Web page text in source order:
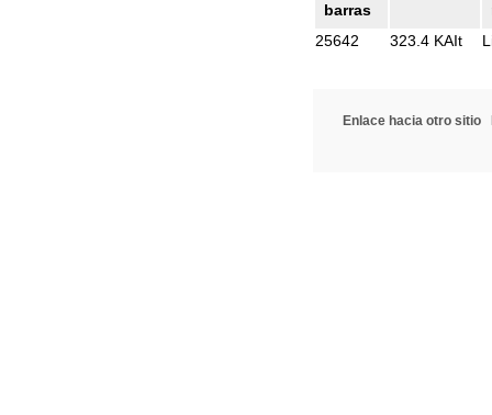
barras
25642
323.4 KAIt
Enlace hacia otro sitio